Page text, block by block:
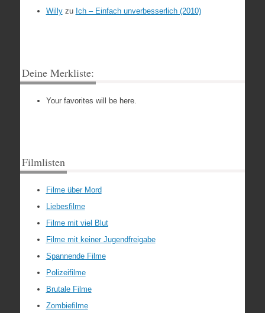
Willyzu Ich – Einfach unverbesserlich (2010)
Deine Merkliste:
Your favorites will be here.
Filmlisten
Filme über Mord
Liebesfilme
Filme mit viel Blut
Filme mit keiner Jugendfreigabe
Spannende Filme
Polizeifilme
Brutale Filme
Zombiefilme